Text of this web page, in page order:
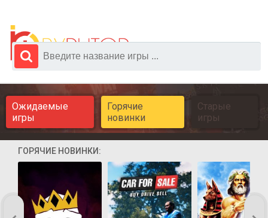
Ожидаемые
игры
Горячие
новинки
Старые
игры
ГОРЯЧИЕ НОВИНКИ: